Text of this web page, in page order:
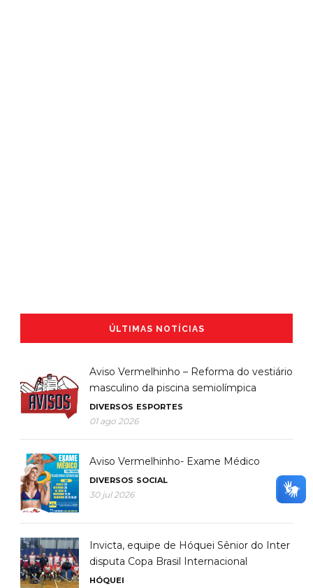
ÚLTIMAS NOTÍCIAS
Aviso Vermelhinho – Reforma do vestiário
masculino da piscina semiolímpica
DIVERSOS ESPORTES
01 ago 2026
Aviso Vermelhinho- Exame Médico
DIVERSOS SOCIAL
30 jul 2026
Invicta, equipe de Hóquei Sênior do Inter
disputa Copa Brasil Internacional
HÓQUEI